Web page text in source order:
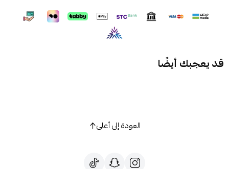
قد يعجبك أيضًا
العودة إلى أعلى